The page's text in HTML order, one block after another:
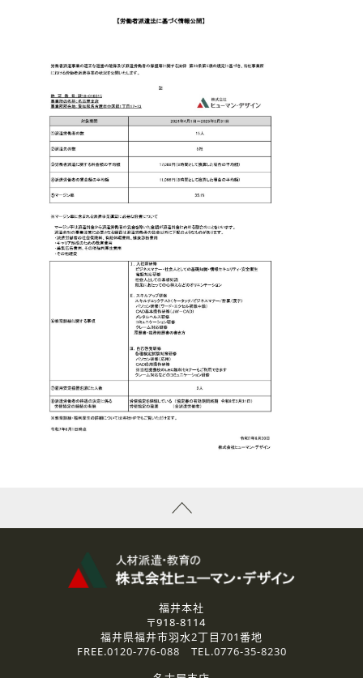
福井本社
〒918-8114
福井県福井市羽水2丁目701番地
FREE.0120-776-088 TEL.0776-35-8230